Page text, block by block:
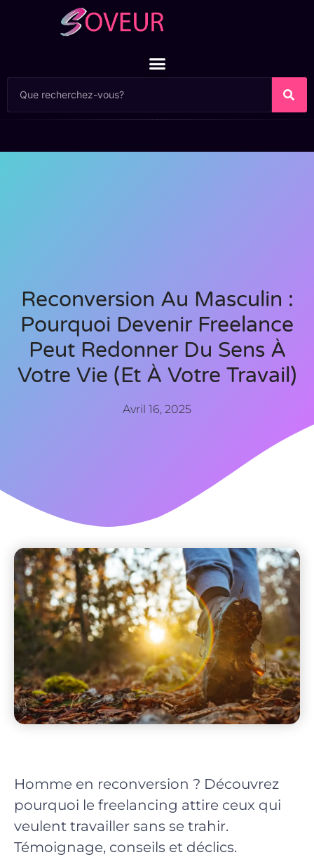
Reconversion Au Masculin :
Pourquoi Devenir Freelance
Peut Redonner Du Sens À
Votre Vie (et À Votre Travail)
Avril 16, 2025
Homme en reconversion ? Découvrez
pourquoi le freelancing attire ceux qui
veulent travailler sans se trahir.
Témoignage, conseils et déclics.